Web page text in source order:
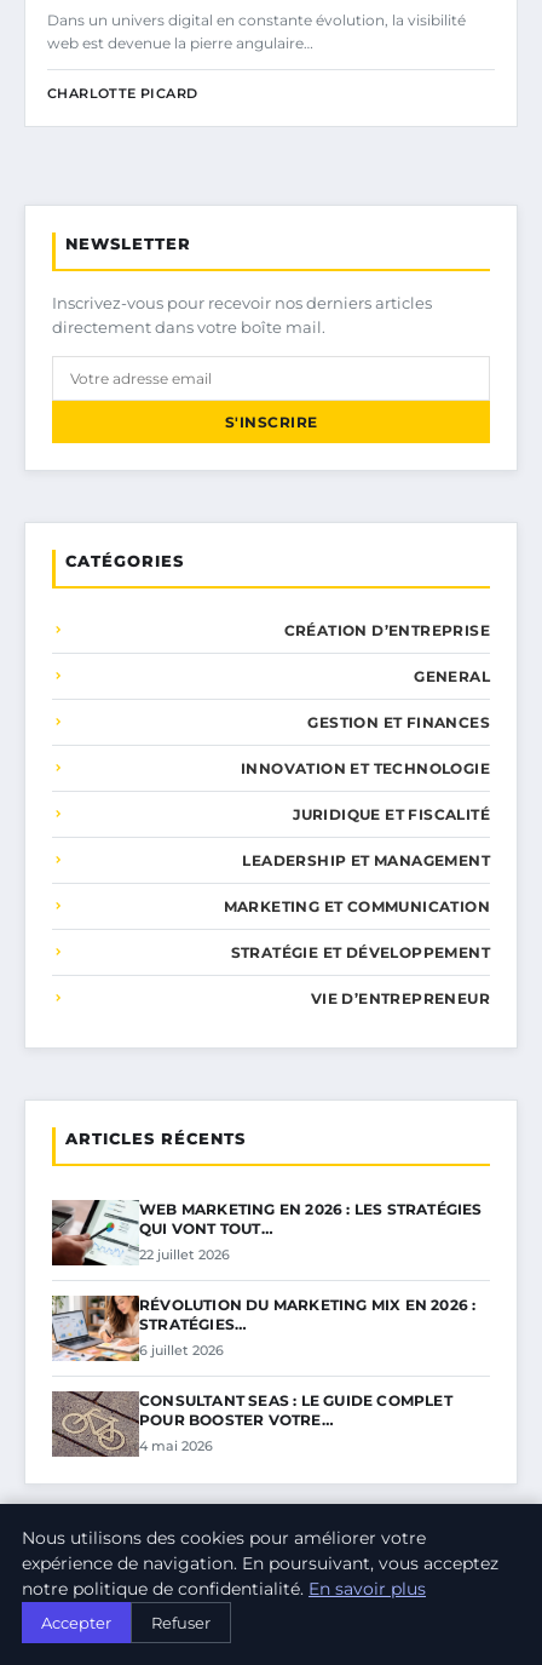
Dans un univers digital en constante évolution, la visibilité
web est devenue la pierre angulaire…
CHARLOTTE PICARD
NEWSLETTER
Inscrivez-vous pour recevoir nos derniers articles
directement dans votre boîte mail.
S'INSCRIRE
CATÉGORIES
CRÉATION D’ENTREPRISE
GENERAL
GESTION ET FINANCES
INNOVATION ET TECHNOLOGIE
JURIDIQUE ET FISCALITÉ
LEADERSHIP ET MANAGEMENT
MARKETING ET COMMUNICATION
STRATÉGIE ET DÉVELOPPEMENT
VIE D’ENTREPRENEUR
ARTICLES RÉCENTS
WEB MARKETING EN 2026 : LES STRATÉGIES
QUI VONT TOUT…
22 juillet 2026
RÉVOLUTION DU MARKETING MIX EN 2026 :
STRATÉGIES…
6 juillet 2026
CONSULTANT SEAS : LE GUIDE COMPLET
POUR BOOSTER VOTRE…
4 mai 2026
Nous utilisons des cookies pour améliorer votre
expérience de navigation. En poursuivant, vous acceptez
notre politique de confidentialité. En savoir plus
Accepter Refuser